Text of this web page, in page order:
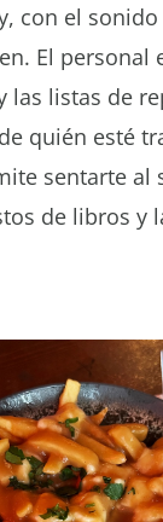
con el
El personal
las listas de
quién esté
sentarte al
de libros y